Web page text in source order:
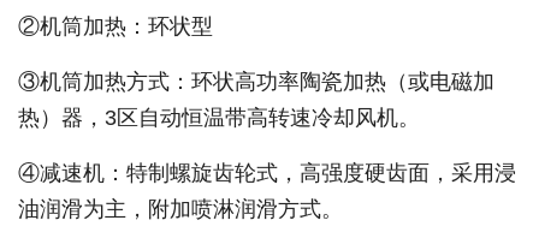
②机筒加热：环状型
③机筒加热方式：环状高功率陶瓷加热（或电磁加
热）器，3区自动恒温带高转速冷却风机。
④减速机：特制螺旋齿轮式，高强度硬齿面，采用浸
油润滑为主，附加喷淋润滑方式。